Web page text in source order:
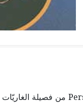
الحمرة وهو أجود
الحجم ويسمى الش